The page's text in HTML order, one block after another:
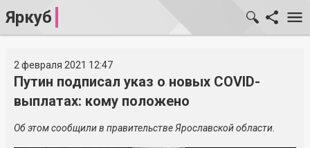
Яркуб
2 февраля 2021 12:47
Путин подписал указ о новых COVID-
выплатах: кому положено
Об этом сообщили в правительстве Ярославской области.